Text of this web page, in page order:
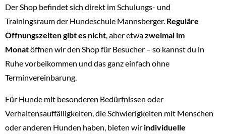
Der Shop befindet sich direkt im Schulungs- und
Trainingsraum der Hundeschule Mannsberger. Reguläre
Öffnungszeiten gibt es nicht, aber etwazweimal im
Monatöffnen wir den Shop für Besucher – so kannst du in
Ruhe vorbeikommen und das ganz einfach ohne
Terminvereinbarung.
Für Hunde mit besonderen Bedürfnissen oder
Verhaltensauffälligkeiten, die Schwierigkeiten mit Menschen
oder anderen Hunden haben, bieten wir individuelle